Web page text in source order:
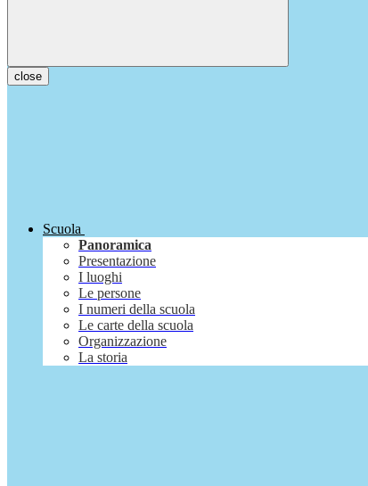
close
Scuola
Panoramica
Presentazione
I luoghi
Le persone
I numeri della scuola
Le carte della scuola
Organizzazione
La storia